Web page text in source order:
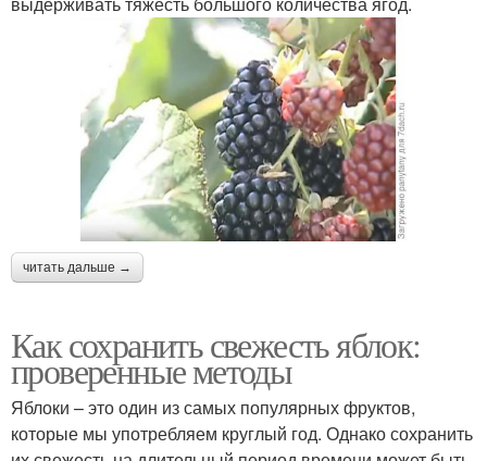
читать дальше →
Как сохранить свежесть яблок:
проверенные методы
Яблоки – это один из самых популярных фруктов,
которые мы употребляем круглый год. Однако сохранить